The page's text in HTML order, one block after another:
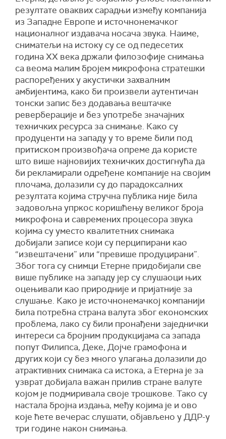
резултате оваквих сарадњи између компанија
из Западне Европе и источнонемачког
националног издавача носача звука. Наиме,
сниматељи на истоку су се од педесетих
година XX века држали филозофије снимања
са веома малим бројем микрофона стратешки
распоређених у акустички захвалним
амбијентима, како би произвели аутентичан
тонски запис без додавања вештачке
реверберације и без употребе значајних
техничких ресурса за снимање. Како су
продуценти на западу у то време били под
притиском произвођача опреме да користе
што више најновијих техничких достигнућа да
би рекламирали одређене компаније на својим
плочама, долазили су до парадоксалних
резултата којима стручна публика није била
задовољна упркос коришћењу великог броја
микрофона и савремених процесора звука
којима су уместо квалитетних снимака
добијали записе који су перципирани као
“извештачени” или “превише продуцирани”.
Због тога су снимци Етерне придобијали све
више публике на западу јер су слушаоци њих
оцењивали као природније и пријатније за
слушање. Како је источнонемачкој компанији
била потребна страна валута због економских
проблема, лако су били пронађени заједнички
интереси са бројним продукцијама са запада
попут Филипса, Деке, Дојче грамофона и
других који су без много улагања долазили до
атрактивних снимака са истока, а Етерна је за
узврат добијала важан прилив стране валуте
којом је подмиривала своје трошкове. Тако су
настала бројна издања, међу којима је и ово
које ћете вечерас слушати, објављено у ДДР-у
три године након снимања.